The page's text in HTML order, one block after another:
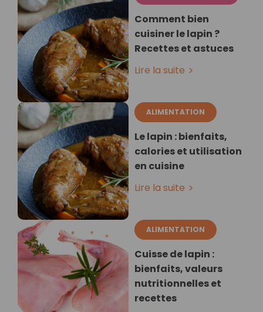
Comment bien
cuisiner le lapin ?
Recettes et astuces
Lire la suite
ALIMENTATION
Le lapin : bienfaits,
calories et utilisation
en cuisine
Lire la suite
ALIMENTATION
Cuisse de lapin :
bienfaits, valeurs
nutritionnelles et
recettes